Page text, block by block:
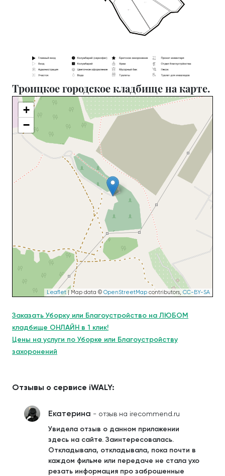
Троицкое городское кладбище на карте.
+
−
Leaflet | Map data © OpenStreetMap contributors, CC-BY-SA
Заказать Уборку или Благоустройство на ЛЮБОМ
кладбище ОНЛАЙН в 1 клик!
Цены на услуги по Уборке или Благоустройству
захоронений
Отзывы о сервисе iWALY:
Екатерина - отзыв на irecommend.ru
Увидела отзыв о данном приложении
здесь на сайте. Заинтересовалась.
Откладывала, откладывала, пока почти в
каждом фильме или передаче не стала ухо
резать информация про заброшенные